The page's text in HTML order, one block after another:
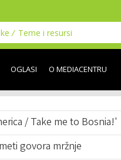
Teme i resursi
OGLASI O MEDIACENTRU
/ Take me to Bosnia!'
govora mržnje